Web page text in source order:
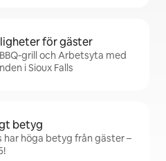
för gäster
grill och Arbetsyta med
i Sioux Falls
betyg
har höga betyg från gäster –